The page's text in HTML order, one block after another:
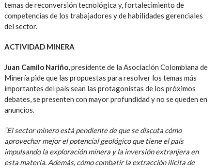
temas de reconversión tecnológica y, fortalecimiento de
competencias de los trabajadores y de habilidades gerenciales
del sector.
ACTIVIDAD MINERA
Juan Camilo Nariño,presidente de la Asociación Colombiana de
Minería pide que las propuestas para resolver los temas más
importantes del país sean las protagonistas de los próximos
debates, se presenten con mayor profundidad y no se queden en
anuncios.
“El sector minero está pendiente de que se discuta cómo
aprovechar mejor el potencial geológico que tiene el país
impulsando la exploración minera y la inversión extranjera en
esta materia. Además, cómo combatir la extracción ilícita de